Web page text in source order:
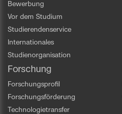
Bewerbung
Vor dem Studium
Studierendenservice
Internationales
Studienorganisation
Forschung
Forschungsprofil
Forschungsförderung
Technologietransfer